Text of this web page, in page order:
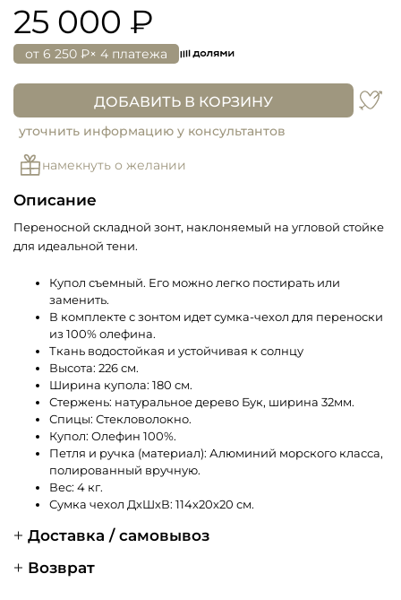
25 000 ₽
от 6 250 ₽× 4 платежа
ДОБАВИТЬ В КОРЗИНУ
уточнить информацию у консультантов
намекнуть о желании
Описание
Переносной складной зонт, наклоняемый на угловой стойке
для идеальной тени.
Купол съемный. Его можно легко постирать или
заменить.
В комплекте с зонтом идет сумка-чехол для переноски
из 100% олефина.
Ткань водостойкая и устойчивая к солнцу
Высота: 226 см.
Ширина купола: 180 см.
Стержень: натуральное дерево Бук, ширина 32мм.
Спицы: Стекловолокно.
Купол: Олефин 100%.
Петля и ручка (материал): Алюминий морского класса,
полированный вручную.
Вес: 4 кг.
Сумка чехол ДхШхВ: 114х20х20 см.
Доставка / самовывоз
Возврат